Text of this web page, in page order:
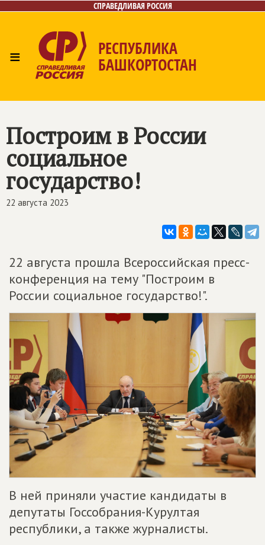
СПРАВЕДЛИВАЯ РОССИЯ
≡ РЕСПУБЛИКА
БАШКОРТОСТАН
Контакты
Построим в России
социальное
государство!
22 августа 2023
22 августа прошла Всероссийская пресс-
конференция на тему "Построим в
России социальное государство!".
В ней приняли участие кандидаты в
депутаты Госсобрания-Курултая
республики, а также журналисты.